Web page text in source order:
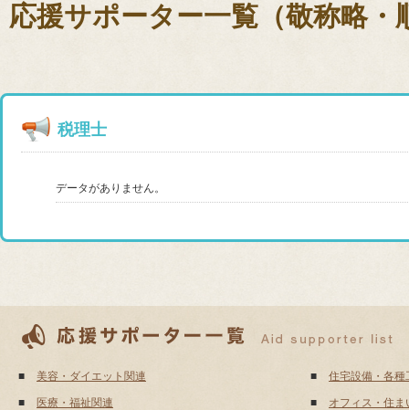
応援サポーター一覧（敬称略・
税理士
データがありません。
美容・ダイエット関連
■
医療・福祉関連
■
住宅設備・各種
■
オフィス・住ま
■